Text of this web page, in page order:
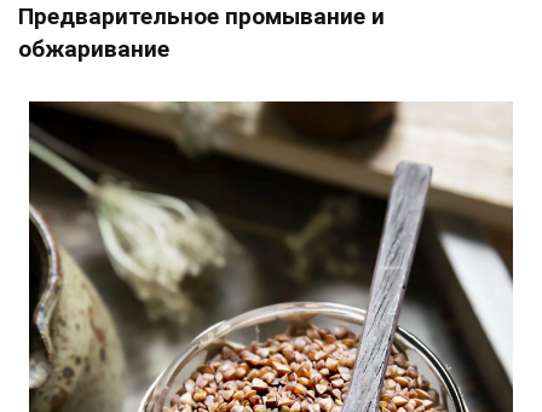
Предварительное промывание и
обжаривание